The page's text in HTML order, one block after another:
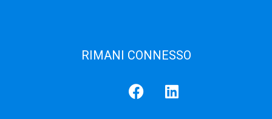
RIMANI CONNESSO